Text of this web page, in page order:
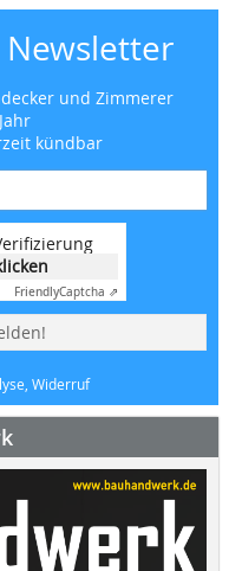
und Zimmerer
kündbar
FriendlyCaptcha ⇗
Widerruf